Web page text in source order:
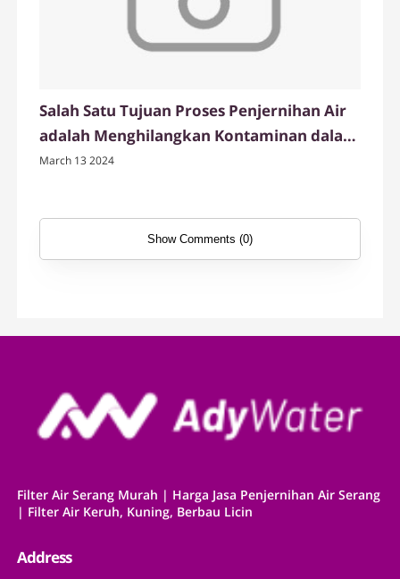
Salah Satu Tujuan Proses Penjernihan Air
adalah Menghilangkan Kontaminan dalam
Air
March 13 2024
Show Comments (0)
Filter Air Serang Murah | Harga Jasa Penjernihan Air Serang
| Filter Air Keruh, Kuning, Berbau Licin
Address